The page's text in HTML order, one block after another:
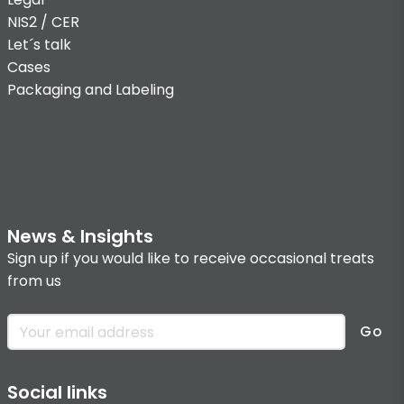
NIS2 / CER
Let´s talk
Cases
Packaging and Labeling
News & Insights
Sign up if you would like to receive occasional treats
from us
Go
Social links